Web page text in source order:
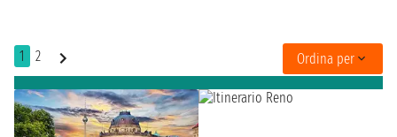
1 2 Ordina per